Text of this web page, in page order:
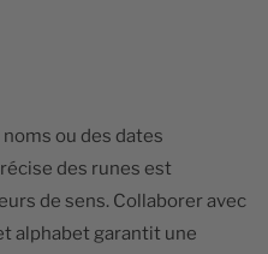
ou des dates
des runes est
de sens. Collaborer avec
alphabet garantit une